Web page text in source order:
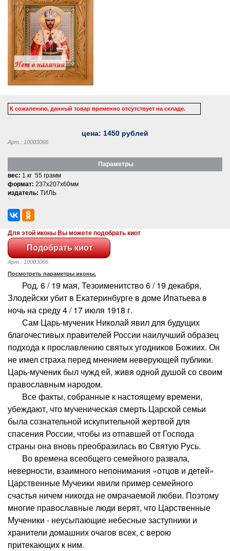
К сожалению, данный товар временно отсутствует на складе.
цена: 1450 рублей
Арт.: 10003066
Параметры
вес: 1 кг 55 грамм
формат: 237x207x60мм
издатель: ТИЛЬ
Для этой иконы Вы можете подобрать киот
Арт.: 10003066
Посмотреть параметры иконы.
Род. 6 / 19 мая, Тезоименитство 6 / 19 декабря,
Злодейски убит в Екатеринбурге в доме Ипатьева в
ночь на среду 4 / 17 июля 1918 г.
Сам Царь-мученик Николай явил для будущих
благочестивых правителей России наилучший образец
подхода к прославлению святых угодников Божиих. Он
не имел страха перед мнением неверующей публики.
Царь-мученик был чужд ей, живя одной душой со своим
православным народом.
Все факты, собранные к настоящему времени,
убеждают, что мученическая смерть Царской семьи
была сознательной искупительной жертвой для
спасения России, чтобы из отпавшей от Господа
страны она вновь преобразилась во Святую Русь.
Во времена всеобщего семейного развала,
неверности, взаимного непонимания «отцов и детей»
Царственные Мучеики явили пример семейного
счастья ничем никогда не омрачаемой любви. Поэтому
многие православные люди верят, что Царственные
Мученики - неусыпающие небесные заступники и
хранители домашних очагов всех, с верою
притекающих к ним.